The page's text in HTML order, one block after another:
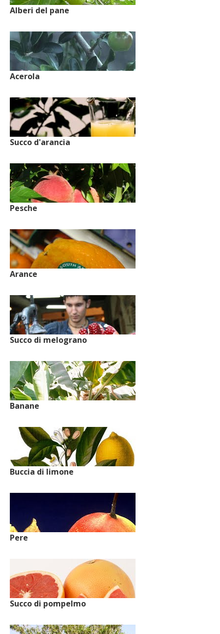
Alberi del pane
Acerola
Succo d'arancia
Pesche
Arance
Succo di melograno
Banane
Buccia di limone
Pere
Succo di pompelmo